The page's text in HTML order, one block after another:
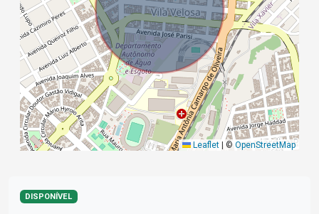
Leaflet | © OpenStreetMap
DISPONÍVEL